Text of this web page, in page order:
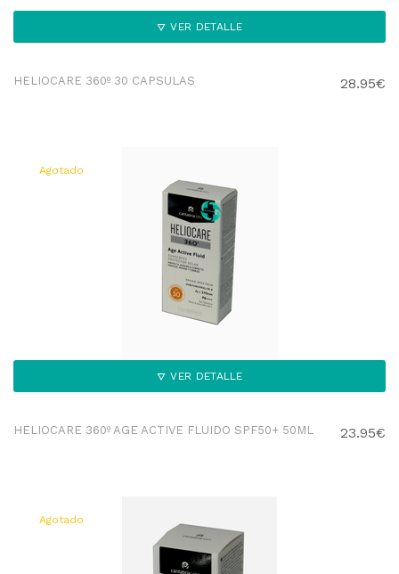
VER DETALLE
HELIOCARE 360º 30 CAPSULAS 28.95€
Agotado
VER DETALLE
HELIOCARE 360º AGE ACTIVE FLUIDO SPF50+ 50ML 23.95€
Agotado